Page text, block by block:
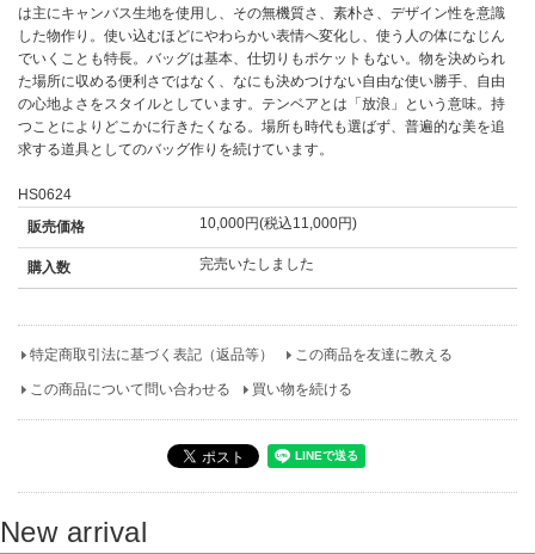
は主にキャンバス生地を使用し、その無機質さ、素朴さ、デザイン性を意識
した物作り。使い込むほどにやわらかい表情へ変化し、使う人の体になじん
でいくことも特長。バッグは基本、仕切りもポケットもない。物を決められ
た場所に収める便利さではなく、なにも決めつけない自由な使い勝手、自由
の心地よさをスタイルとしています。テンベアとは「放浪」という意味。持
つことによりどこかに行きたくなる。場所も時代も選ばず、普遍的な美を追
求する道具としてのバッグ作りを続けています。
HS0624
販売価格
10,000円(税込11,000円)
購入数 完売いたしました
特定商取引法に基づく表記（返品等） この商品を友達に教える
この商品について問い合わせる 買い物を続ける
New arrival